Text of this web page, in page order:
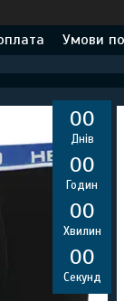
Умови
00
Днів
00
Годин
00
Хвилин
00
Секунд